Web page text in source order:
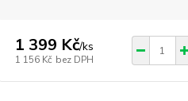
1 399 Kč/ks
1 156 Kč bez DPH